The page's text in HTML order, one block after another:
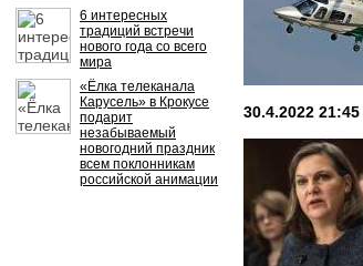
6 интересных
традиций встречи
нового года со всего
мира
«Ёлка телеканала
Карусель» в Крокусе
подарит
незабываемый
новогодний праздник
всем поклонникам
российской анимации
30.4.2022 21:45